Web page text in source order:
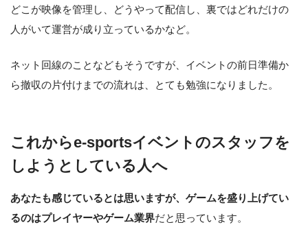
どこが映像を管理し、どうやって配信し、裏ではどれだけの
人がいて運営が成り立っているかなど。
ネット回線のことなどもそうですが、イベントの前日準備か
ら撤収の片付けまでの流れは、とても勉強になりました。
これからe-sportsイベントのスタッフを
しようとしている人へ
あなたも感じているとは思いますが、ゲームを盛り上げてい
るのはプレイヤーやゲーム業界だと思っています。